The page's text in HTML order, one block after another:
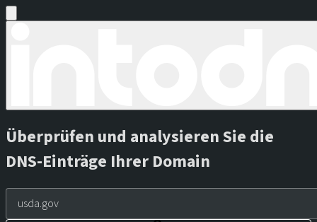
Überprüfen und analysieren Sie die
DNS-Einträge Ihrer Domain